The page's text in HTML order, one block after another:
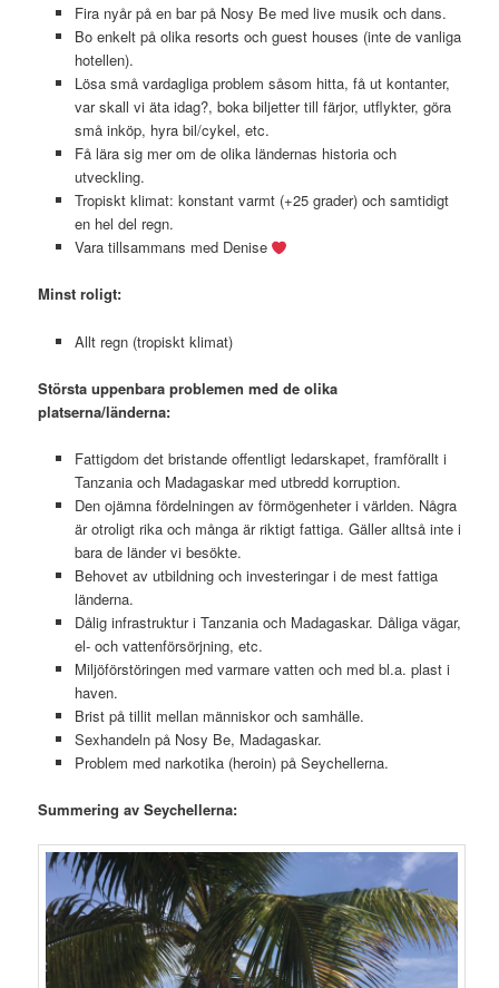
Fira nyår på en bar på Nosy Be med live musik och dans.
Bo enkelt på olika resorts och guest houses (inte de vanliga
hotellen).
Lösa små vardagliga problem såsom hitta, få ut kontanter,
var skall vi äta idag?, boka biljetter till färjor, utflykter, göra
små inköp, hyra bil/cykel, etc.
Få lära sig mer om de olika ländernas historia och
utveckling.
Tropiskt klimat: konstant varmt (+25 grader) och samtidigt
en hel del regn.
Vara tillsammans med Denise
Minst roligt:
Allt regn (tropiskt klimat)
Största uppenbara problemen med de olika
platserna/länderna:
Fattigdom det bristande offentligt ledarskapet, framförallt i
Tanzania och Madagaskar med utbredd korruption.
Den ojämna fördelningen av förmögenheter i världen. Några
är otroligt rika och många är riktigt fattiga. Gäller alltså inte i
bara de länder vi besökte.
Behovet av utbildning och investeringar i de mest fattiga
länderna.
Dålig infrastruktur i Tanzania och Madagaskar. Dåliga vägar,
el- och vattenförsörjning, etc.
Miljöförstöringen med varmare vatten och med bl.a. plast i
haven.
Brist på tillit mellan människor och samhälle.
Sexhandeln på Nosy Be, Madagaskar.
Problem med narkotika (heroin) på Seychellerna.
Summering av Seychellerna: